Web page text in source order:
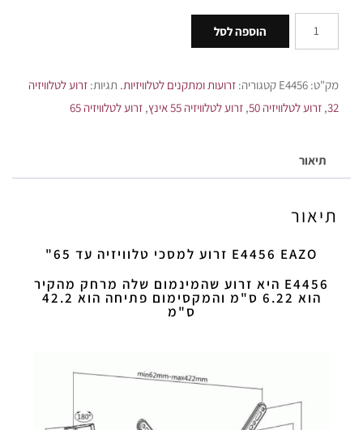
הוספה לסל
מק"ט: E4456 קטגוריה: זרועות ומתקנים לטלוויזיות. תגיות: זרוע לטלוויזיה
32
, זרוע לטלוויזיה 50 , זרוע לטלוויזיה 55 אינץ , זרוע לטלוויזיה 65
תיאור
תיאור
E4456 EAZO זרוע למסכי טלוויזיה עד 65"
E4456 היא זרוע שהמינמום שלה מרחק מהקיר
הוא 6.22 ס"מ והמקסימום פתיחה הוא 42.2
ס"מ